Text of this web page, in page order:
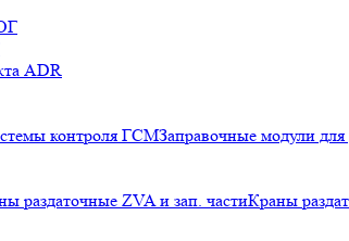
ADR
контроля ГСМЗаправочные модули для
раздаточные ZVA и зап. частиКраны